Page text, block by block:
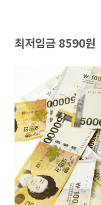
최저임금 8590원